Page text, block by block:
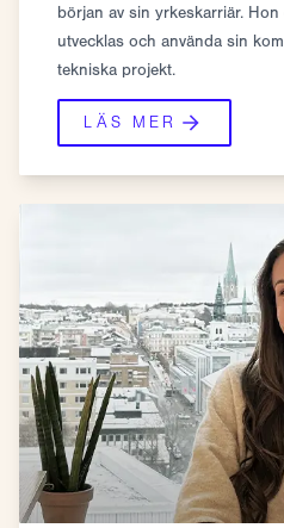
början av sin yrkeskarriär. Hon
utvecklas och använda sin
tekniska projekt.
LÄS MER